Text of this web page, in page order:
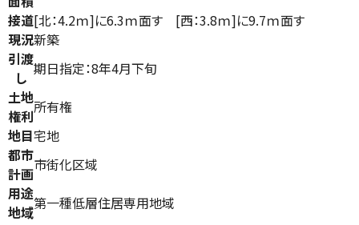
接道[北：4.2ｍ]に6.3ｍ面す [西：3.8ｍ]に9.7ｍ面す
現況新築
引渡
し 期日指定：8年4月下旬
土地
権利所有権
地目宅地
都市
計画市街化区域
用途
地域第一種低層住居専用地域